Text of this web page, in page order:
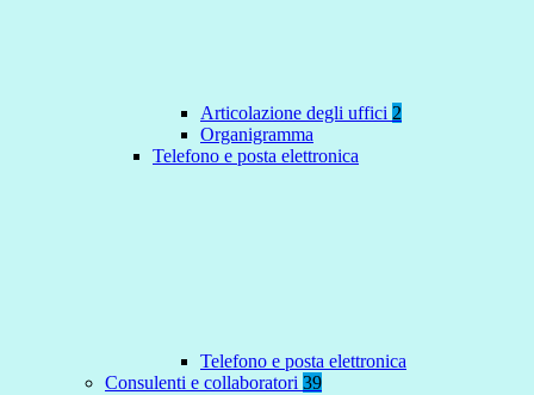
Articolazione degli uffici 2
Organigramma
Telefono e posta elettronica
Telefono e posta elettronica
Consulenti e collaboratori 39